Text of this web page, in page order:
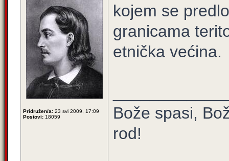
Pridružen/a: 23 svi 2009, 17:09
Postovi: 18059
kojem se
granicama
etnička većina.
Bože spasi,
rod!